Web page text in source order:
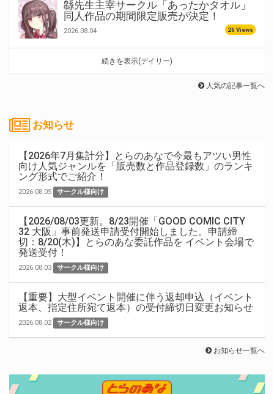
緜先生主宰サークル「あったかタオル」
同人作品の期間限定販売が決定！
2026.08.04 26 Views
続きを表示(デイリー)
人気の記事一覧へ
お知らせ
【2026年7月集計分】とらのあなで今最もアツい男性
向け人気ジャンルを「販売数と作品登録数」のランキ
ング形式でご紹介！
2026.08.05 サークル様向け
【2026/08/03更新。8/23開催「GOOD COMIC CITY
32 大阪」事前発送申請受付開始しました。申請締
切：8/20(木)】とらのあな委託作品を イベント会場で
発送受付！
2026.08.03 サークル様向け
【重要】大型イベント開催に伴う返却申込（イベント
返本、指定住所宛て返本）の受付締切日変更お知らせ
2026.08.02 サークル様向け
お知らせ一覧へ